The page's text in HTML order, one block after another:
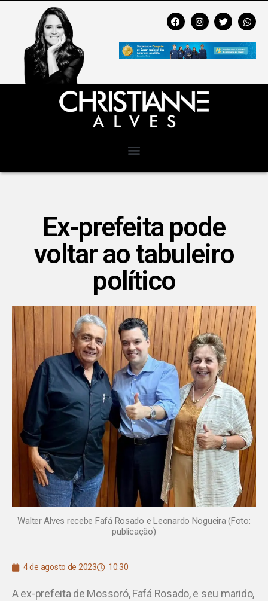
Ex-prefeita pode
voltar ao tabuleiro
político
Walter Alves recebe Fafá Rosado e Leonardo Nogueira (Foto:
publicação)
4 de agosto de 2023 10:30
A ex-prefeita de Mossoró, Fafá Rosado, e seu marido,